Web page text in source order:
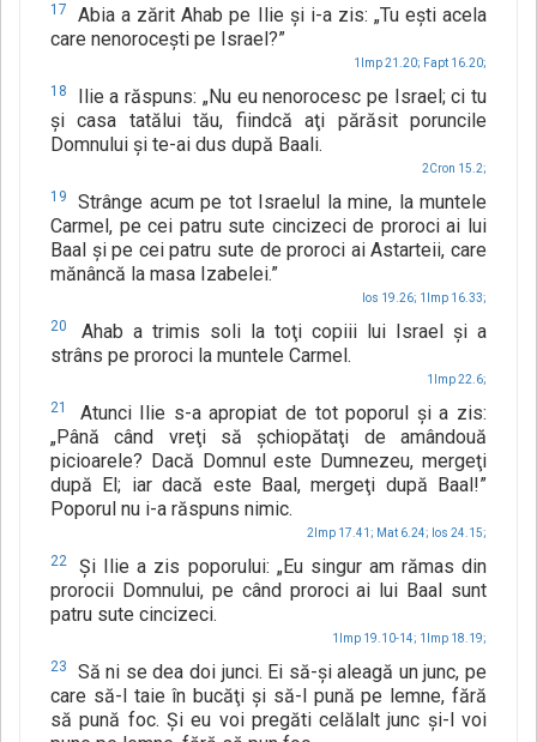
17
Abia a zărit Ahab pe Ilie şi i-a zis: „Tu eşti acela
care nenoroceşti pe Israel?”
1Imp 21.20; Fapt 16.20;
18
Ilie a răspuns: „Nu eu nenorocesc pe Israel; ci tu
şi casa tatălui tău, fiindcă aţi părăsit poruncile
Domnului şi te-ai dus după Baali.
2Cron 15.2;
19
Strânge acum pe tot Israelul la mine, la muntele
Carmel, pe cei patru sute cincizeci de proroci ai lui
Baal şi pe cei patru sute de proroci ai Astarteii, care
mănâncă la masa Izabelei.”
Ios 19.26; 1Imp 16.33;
20
Ahab a trimis soli la toţi copiii lui Israel şi a
strâns pe proroci la muntele Carmel.
1Imp 22.6;
21
Atunci Ilie s-a apropiat de tot poporul şi a zis:
„Până când vreţi să şchiopătaţi de amândouă
picioarele? Dacă Domnul este Dumnezeu, mergeţi
după El; iar dacă este Baal, mergeţi după Baal!”
Poporul nu i-a răspuns nimic.
2Imp 17.41; Mat 6.24; Ios 24.15;
22
Şi Ilie a zis poporului: „Eu singur am rămas din
prorocii Domnului, pe când proroci ai lui Baal sunt
patru sute cincizeci.
1Imp 19.10-14; 1Imp 18.19;
23
Să ni se dea doi junci. Ei să-şi aleagă un junc, pe
care să-l taie în bucăţi şi să-l pună pe lemne, fără
să pună foc. Şi eu voi pregăti celălalt junc şi-l voi